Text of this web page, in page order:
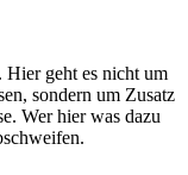
Hier geht es nicht um
sondern um Zusatz
Wer hier was dazu